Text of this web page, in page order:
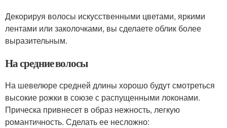
Декорируя волосы искусственными цветами, яркими
лентами или заколочками, вы сделаете облик более
выразительным.
На средние волосы
На шевелюре средней длины хорошо будут смотреться
высокие рожки в союзе с распущенными локонами.
Прическа привнесет в образ нежность, легкую
романтичность. Сделать ее несложно: